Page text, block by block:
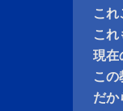
これ
これ
現在
この
だか